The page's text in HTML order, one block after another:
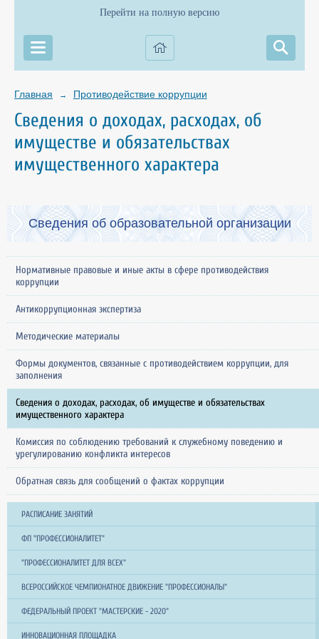
Перейти на полную версию
Главная → Противодействие коррупции
Сведения о доходах, расходах, об
имуществе и обязательствах
имущественного характера
Сведения об образовательной организации
Нормативные правовые и иные акты в сфере противодействия
коррупции
Антикоррупционная экспертиза
Методические материалы
Формы документов, связанные с противодействием коррупции, для
заполнения
Сведения о доходах, расходах, об имуществе и обязательствах
имущественного характера
Комиссия по соблюдению требований к служебному поведению и
урегулированию конфликта интересов
Обратная связь для сообщений о фактах коррупции
РАСПИСАНИЕ ЗАНЯТИЙ
ФП "ПРОФЕССИОНАЛИТЕТ"
"ПРОФЕССИОНАЛИТЕТ ДЛЯ ВСЕХ"
ВСЕРОССИЙСКОЕ ЧЕМПИОНАТНОЕ ДВИЖЕНИЕ "ПРОФЕССИОНАЛЫ"
ФЕДЕРАЛЬНЫЙ ПРОЕКТ "МАСТЕРСКИЕ - 2020"
ИННОВАЦИОННАЯ ПЛОЩАДКА